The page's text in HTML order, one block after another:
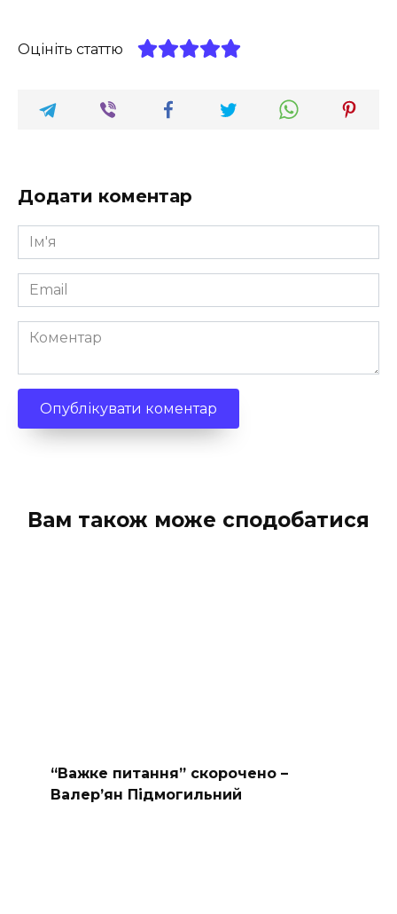
Оцініть статтю
Додати коментар
Ім'я
*
Email
*
Коментар
Вам також може сподобатися
“Важке питання” скорочено –
Валер’ян Підмогильний